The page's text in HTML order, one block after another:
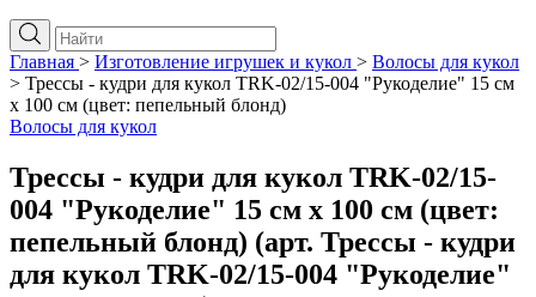
Главная > Изготовление игрушек и кукол > Волосы для кукол
> Трессы - кудри для кукол TRK-02/15-004 "Рукоделие" 15 см
х 100 см (цвет: пепельный блонд)
Волосы для кукол
Трессы - кудри для кукол TRK-02/15-
004 "Рукоделие" 15 см х 100 см (цвет:
пепельный блонд) (арт. Трессы - кудри
для кукол TRK-02/15-004 "Рукоделие"